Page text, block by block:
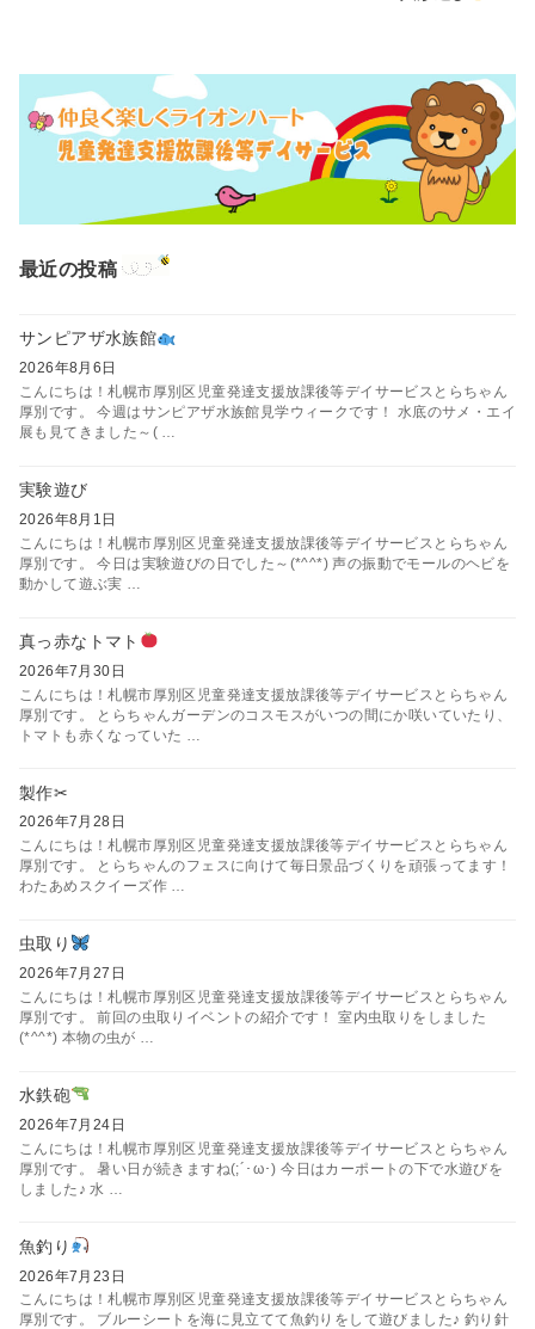
最近の投稿
サンピアザ水族館
2026年8月6日
こんにちは！札幌市厚別区児童発達支援放課後等デイサービスとらちゃん
厚別です。 今週はサンピアザ水族館見学ウィークです！ 水底のサメ・エイ
展も見てきました～( …
実験遊び
2026年8月1日
こんにちは！札幌市厚別区児童発達支援放課後等デイサービスとらちゃん
厚別です。 今日は実験遊びの日でした～(*^^*) 声の振動でモールのヘビを
動かして遊ぶ実 …
真っ赤なトマト
2026年7月30日
こんにちは！札幌市厚別区児童発達支援放課後等デイサービスとらちゃん
厚別です。 とらちゃんガーデンのコスモスがいつの間にか咲いていたり、
トマトも赤くなっていた …
製作✂
2026年7月28日
こんにちは！札幌市厚別区児童発達支援放課後等デイサービスとらちゃん
厚別です。 とらちゃんのフェスに向けて毎日景品づくりを頑張ってます！
わたあめスクイーズ作 …
虫取り
2026年7月27日
こんにちは！札幌市厚別区児童発達支援放課後等デイサービスとらちゃん
厚別です。 前回の虫取りイベントの紹介です！ 室内虫取りをしました
(*^^*) 本物の虫が …
水鉄砲
2026年7月24日
こんにちは！札幌市厚別区児童発達支援放課後等デイサービスとらちゃん
厚別です。 暑い日が続きますね(;´･ω･) 今日はカーポートの下で水遊びを
しました♪ 水 …
魚釣り
2026年7月23日
こんにちは！札幌市厚別区児童発達支援放課後等デイサービスとらちゃん
厚別です。 ブルーシートを海に見立てて魚釣りをして遊びました♪ 釣り針